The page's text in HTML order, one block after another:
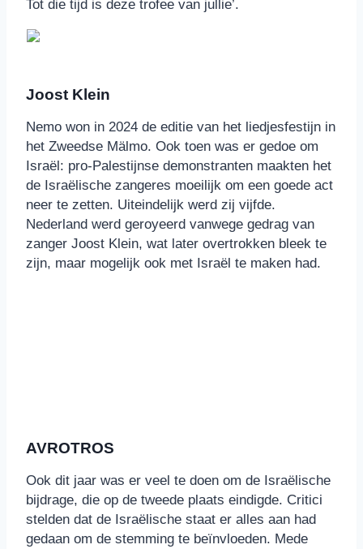
Tot die tijd is deze trofee van jullie’.
Joost Klein
Nemo won in 2024 de editie van het liedjesfestijn in
het Zweedse Mälmo. Ook toen was er gedoe om
Israël: pro-Palestijnse demonstranten maakten het
de Israëlische zangeres moeilijk om een goede act
neer te zetten. Uiteindelijk werd zij vijfde.
Nederland werd geroyeerd vanwege gedrag van
zanger Joost Klein, wat later overtrokken bleek te
zijn, maar mogelijk ook met Israël te maken had.
AVROTROS
Ook dit jaar was er veel te doen om de Israëlische
bijdrage, die op de tweede plaats eindigde. Critici
stelden dat de Israëlische staat er alles aan had
gedaan om de stemming te beïnvloeden. Mede